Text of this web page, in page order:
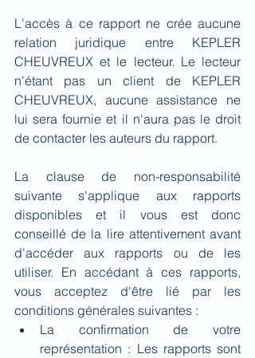
L'accès à ce rapport ne crée aucune
relation juridique entre KEPLER
CHEUVREUX et le lecteur. Le lecteur
n'étant pas un client de KEPLER
CHEUVREUX, aucune assistance ne
lui sera fournie et il n'aura pas le droit
de contacter les auteurs du rapport.
La clause de non-responsabilité
suivante s'applique aux rapports
disponibles et il vous est donc
conseillé de la lire attentivement avant
d'accéder aux rapports ou de les
utiliser. En accédant à ces rapports,
vous acceptez d'être lié par les
conditions générales suivantes :
La confirmation de votre
représentation : Les rapports sont